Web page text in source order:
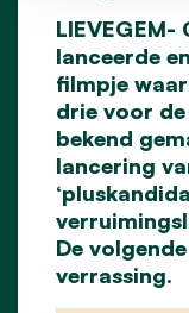
LIEVEGEM-
lanceerde
filmpje
drie voor
bekend
lancering
De
verrassing.